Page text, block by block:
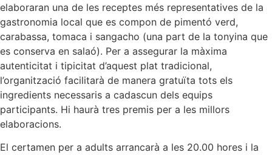
elaboraran una de les receptes més representatives de la
gastronomia local que es compon de pimentó verd,
carabassa, tomaca i sangacho (una part de la tonyina que
es conserva en salaó). Per a assegurar la màxima
autenticitat i tipicitat d’aquest plat tradicional,
l’organització facilitarà de manera gratuïta tots els
ingredients necessaris a cadascun dels equips
participants. Hi haurà tres premis per a les millors
elaboracions.
El certamen per a adults arrancarà a les 20.00 hores i la